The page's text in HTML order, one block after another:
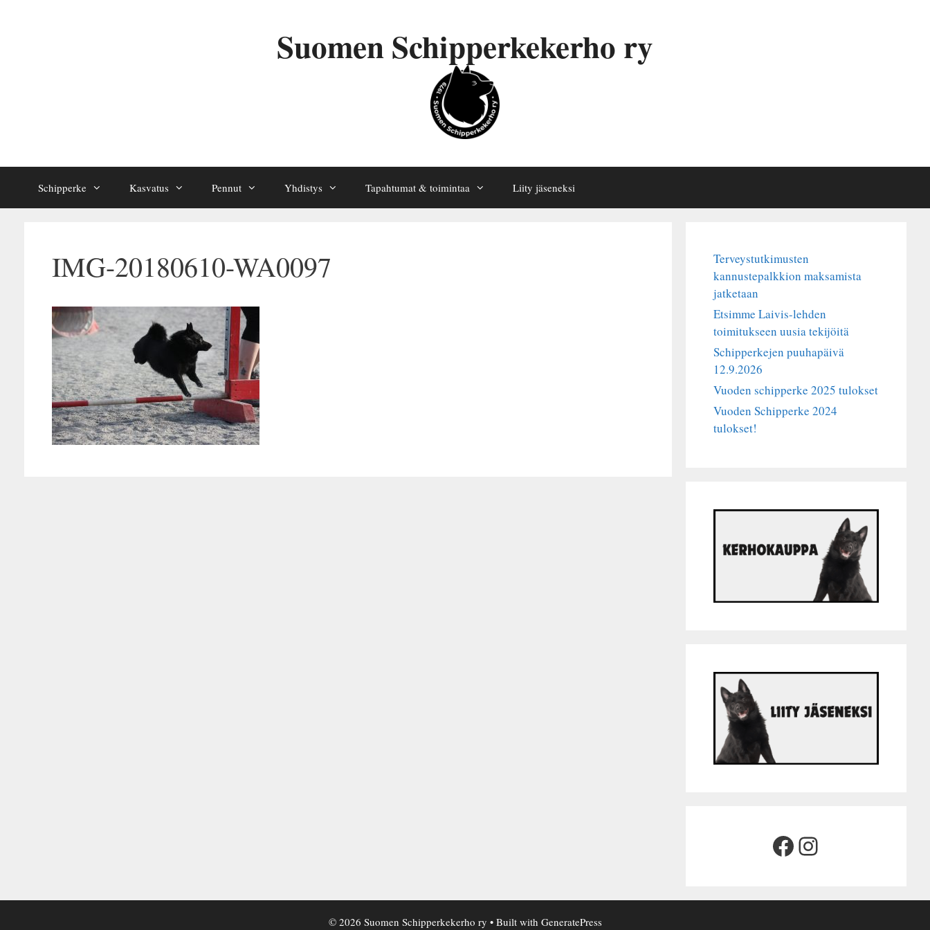
Suomen Schipperkekerho ry
Schipperke Kasvatus Pennut Yhdistys Tapahtumat & toimintaa Liity jäseneksi
IMG-20180610-WA0097
Terveystutkimusten
kannustepalkkion maksamista
jatketaan
Etsimme Laivis-lehden
toimitukseen uusia tekijöitä
Schipperkejen puuhapäivä
12.9.2026
Vuoden schipperke 2025 tulokset
Vuoden Schipperke 2024
tulokset!
Facebook
Instagram
© 2026 Suomen Schipperkekerho ry • Built with GeneratePress